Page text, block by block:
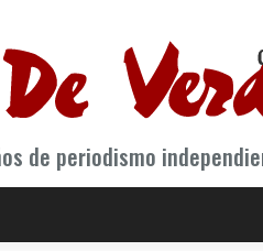
de periodismo